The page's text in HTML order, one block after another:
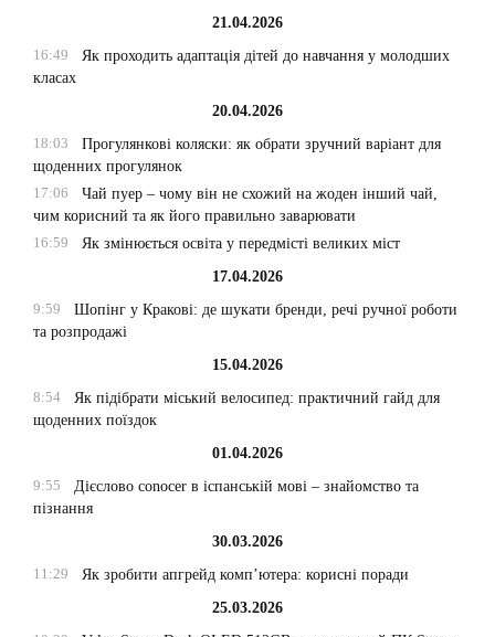
21.04.2026
16:49
Як проходить адаптація дітей до навчання у молодших
класах
20.04.2026
18:03
Прогулянкові коляски: як обрати зручний варіант для
щоденних прогулянок
17:06
Чай пуер – чому він не схожий на жоден інший чай,
чим корисний та як його правильно заварювати
16:59
Як змінюється освіта у передмісті великих міст
17.04.2026
9:59
Шопінг у Кракові: де шукати бренди, речі ручної роботи
та розпродажі
15.04.2026
8:54
Як підібрати міський велосипед: практичний гайд для
щоденних поїздок
01.04.2026
9:55
Дієслово conocer в іспанській мові – знайомство та
пізнання
30.03.2026
11:29
Як зробити апгрейд комп’ютера: корисні поради
25.03.2026